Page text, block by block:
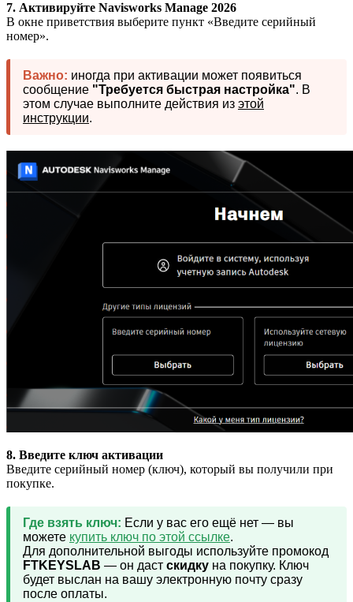
7. Активируйте Navisworks Manage 2026
В окне приветствия выберите пункт «Введите серийный
номер».
Важно: иногда при активации может появиться
сообщение "Требуется быстрая настройка". В
этом случае выполните действия из этой
инструкции.
8. Введите ключ активации
Введите серийный номер (ключ), который вы получили при
покупке.
Где взять ключ: Если у вас его ещё нет — вы
можете купить ключ по этой ссылке.
Для дополнительной выгоды используйте промокод
FTKEYSLAB — он даст скидку на покупку. Ключ
будет выслан на вашу электронную почту сразу
после оплаты.